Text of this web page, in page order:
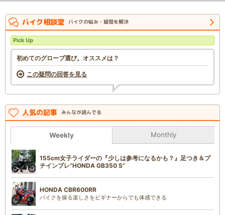
バイク相談室 バイクの悩み・疑問を解決
Pick Up
初めてのグローブ選び。オススメは？
この疑問の回答を見る
人気の記事 みんなが読んでる
Weekly Monthly
155cm女子ライダーの『少しは参考になるかも？』足つき＆プ
チインプレ“HONDA GB350 S”
HONDA CBR600RR
バイクを操る楽しさをビギナーからでも体感できる